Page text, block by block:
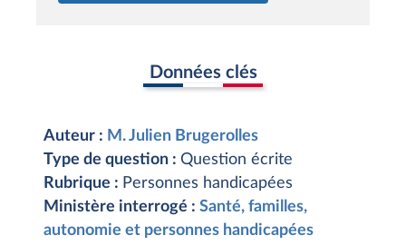
Données clés
Auteur : M. Julien Brugerolles
Type de question : Question écrite
Rubrique : Personnes handicapées
Ministère interrogé : Santé, familles,
autonomie et personnes handicapées